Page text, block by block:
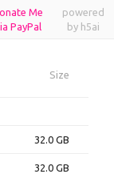
Me
PayPal
powered
by h5ai
Size
32.0 GB
32.0 GB